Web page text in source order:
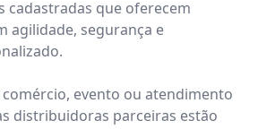
cadastradas que oferecem
agilidade, segurança e
comércio, evento ou atendimento
distribuidoras parceiras estão